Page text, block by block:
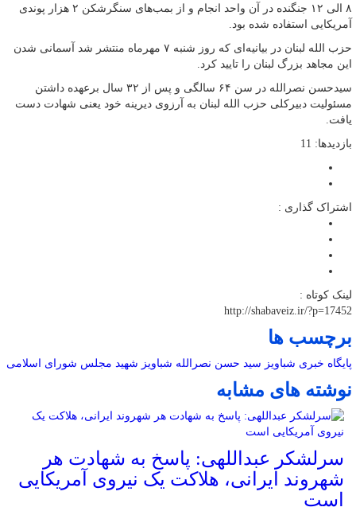
۸ الی ۱۲ جنگنده در آن واحد انجام و از بمب‌های سنگرشکن ۲ هزار پوندی
آمریکایی استفاده شده بود.
حزب الله لبنان در بیانیه‌ای که روز شنبه ۷ مهرماه منتشر شد آسمانی شدن
این مجاهد بزرگ لبنان را تایید کرد.
سیدحسن نصرالله در سن ۶۴ سالگی و پس از ۳۲ سال برعهده داشتن
مسئولیت دبیرکلی حزب الله لبنان به آرزوی دیرینه خود یعنی شهادت دست
یافت.
بازدیدها: 11
اشتراک گذاری :
لینک کوتاه :
http://shabaveiz.ir/?p=17452
برچسب ها
پایگاه خبری شباویز سید حسن نصرالله شباویز شهید مجلس شورای اسلامی
نوشته های مشابه
سرلشکر عبداللهی: پاسخ به شهادت هر
شهروند ایرانی، هلاکت یک نیروی آمریکایی
است